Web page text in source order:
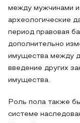
между мужчинами
археологические
период правовая
дополнительно
имущества между
введение других
имущества.
Роль пола также
системе